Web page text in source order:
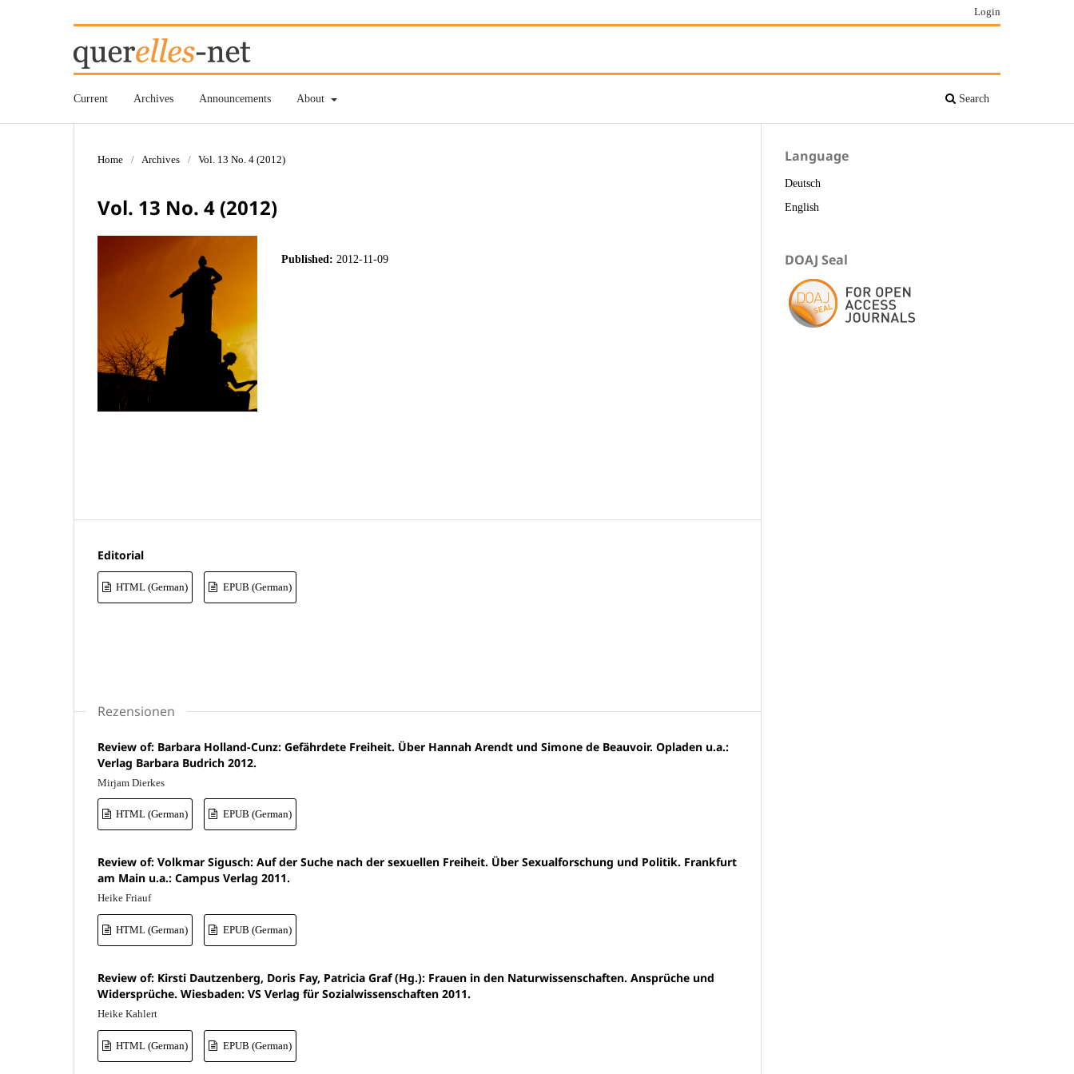
Current Archives Announcements About Search
Login
Home / Archives / Vol. 13 No. 4 (2012)
Vol. 13 No. 4 (2012)
Published: 2012-11-09
Editorial
HTML (German) EPUB (German)
Rezensionen
Review of: Barbara Holland-Cunz: Gefährdete Freiheit. Über Hannah Arendt und Simone de Beauvoir. Opladen u.a.:
Verlag Barbara Budrich 2012.
Mirjam Dierkes
HTML (German) EPUB (German)
Review of: Volkmar Sigusch: Auf der Suche nach der sexuellen Freiheit. Über Sexualforschung und Politik. Frankfurt
am Main u.a.: Campus Verlag 2011.
Heike Friauf
HTML (German) EPUB (German)
Review of: Kirsti Dautzenberg, Doris Fay, Patricia Graf (Hg.): Frauen in den Naturwissenschaften. Ansprüche und
Widersprüche. Wiesbaden: VS Verlag für Sozialwissenschaften 2011.
Heike Kahlert
HTML (German) EPUB (German)
Language
Deutsch
English
DOAJ Seal